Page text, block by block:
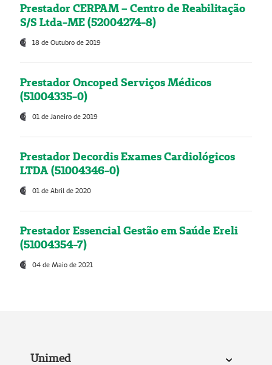
Prestador CERPAM – Centro de Reabilitação
S/S Ltda-ME (52004274-8)
18 de Outubro de 2019
Prestador Oncoped Serviços Médicos
(51004335-0)
01 de Janeiro de 2019
Prestador Decordis Exames Cardiológicos
LTDA (51004346-0)
01 de Abril de 2020
Prestador Essencial Gestão em Saúde Ereli
(51004354-7)
04 de Maio de 2021
Unimed